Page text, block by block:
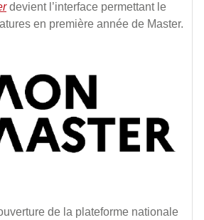
devient l’interface permettant le
en première année de Master.
de la plateforme nationale